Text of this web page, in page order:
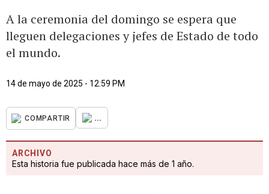
A la ceremonia del domingo se espera que
lleguen delegaciones y jefes de Estado de todo
el mundo.
14 de mayo de 2025 - 12:59 PM
COMPARTIR ...
ARCHIVO
Esta historia fue publicada hace más de 1 año.